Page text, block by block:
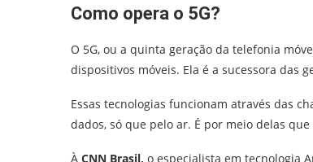
Como opera o 5G?
O 5G, ou a quinta geração da telefonia
dispositivos móveis. Ela é a sucessora das
Essas tecnologias funcionam através das
dados, só que pelo ar. É por meio delas
À CNN Brasil, o especialista em tecnologia